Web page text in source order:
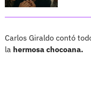
Carlos Giraldo contó
la hermosa chocoana.